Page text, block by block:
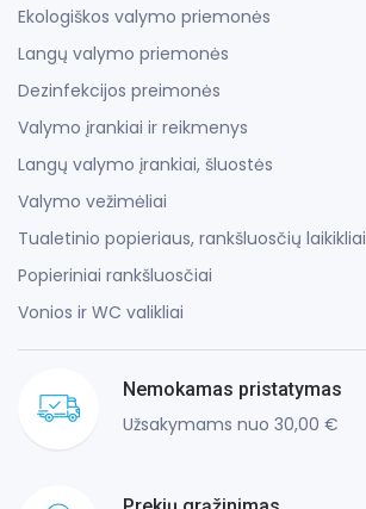
Ekologiškos valymo priemonės
Langų valymo priemonės
Dezinfekcijos preimonės
Valymo įrankiai ir reikmenys
Langų valymo įrankiai, šluostės
Valymo vežimėliai
Tualetinio popieriaus, rankšluosčių laikikliai
Popieriniai rankšluosčiai
Vonios ir WC valikliai
Nemokamas pristatymas
Užsakymams nuo 30,00 €